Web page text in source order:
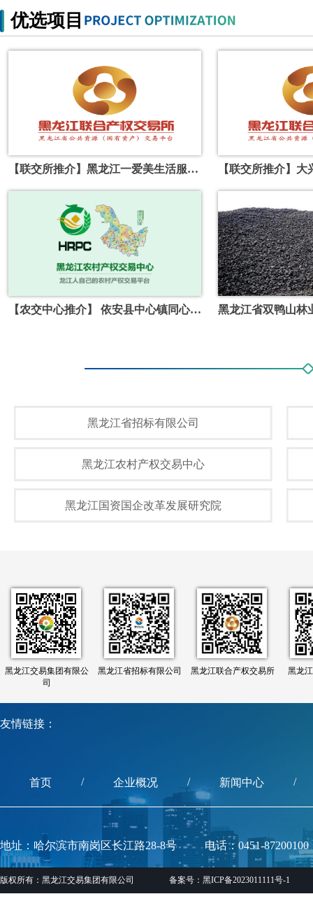
手段，实现资源向产业、要素向动能转化路径的实践样本。
优选项目
【联交所推介】黑龙江一爱美生活服务有限公司群力新城8处商服分别出租
【农交中心推介】 依安县中心镇同心村集体经济组织第二党支部党建办公室室外活动场地面工程项目
黑龙江省招标有限公司
黑龙江农村产权交易中心
黑龙江国资国企改革发展研究院
黑龙江交易集团有限公
司
黑龙江省招标有限公司 黑龙江联合产权交易所 黑龙
友情链接：
首页 / 企业概况 / 新闻中心 /
地址：哈尔滨市南岗区长江路28-8号 电话：0451-87200100
版权所有：黑龙江交易集团有限公司 备案号：黑ICP备2023011111号-1